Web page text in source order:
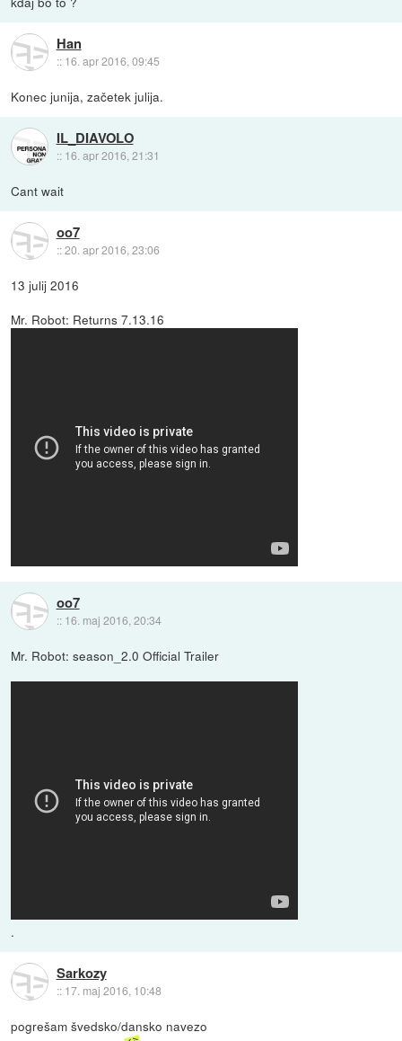
Han
:: 16. apr 2016, 09:45
Konec junija, začetek julija.
IL_DIAVOLO
:: 16. apr 2016, 21:31
Cant wait
oo7
::20. apr 2016, 23:06
13 julij 2016
Mr. Robot: Returns 7.13.16
oo7
:: 16. maj 2016, 20:34
Mr. Robot: season_2.0 Official Trailer
.
Sarkozy
:: 17. maj 2016, 10:48
pogrešam švedsko/dansko navezo